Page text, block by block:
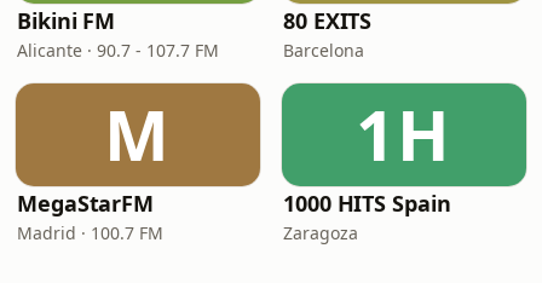
Bikini FM
Alicante · 90.7 - 107.7 FM
80 EXITS
Barcelona
M
MegaStarFM
Madrid · 100.7 FM
1H
1000 HITS Spain
Zaragoza